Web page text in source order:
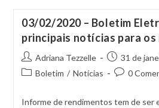
03/02/2020 – Boletim
principais notícias para
Adriana Tezzelle
31 de
Boletim / Notícias 0
Informe de rendimentos tem de ser